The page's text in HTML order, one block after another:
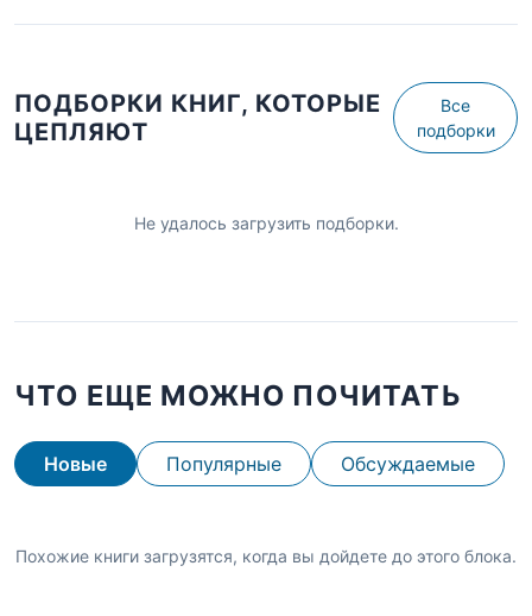
ПОДБОРКИ КНИГ, КОТОРЫЕ
ЦЕПЛЯЮТ
Все
подборки
Не удалось загрузить подборки.
ЧТО ЕЩЕ МОЖНО ПОЧИТАТЬ
Новые Популярные Обсуждаемые
Похожие книги загрузятся, когда вы дойдете до этого блока.